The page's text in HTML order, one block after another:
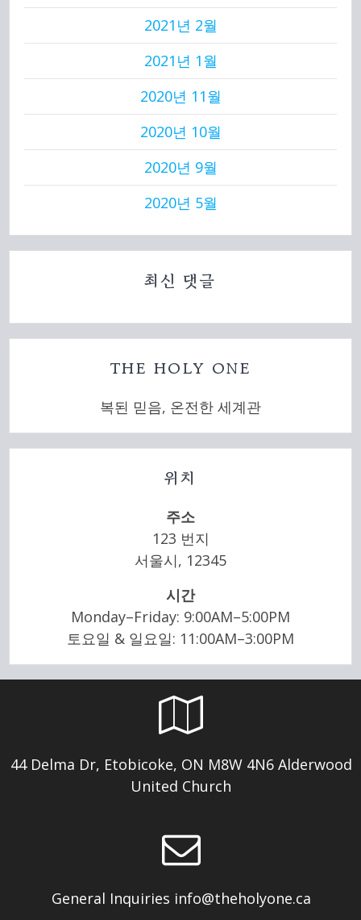
2021년 2월
2021년 1월
2020년 11월
2020년 10월
2020년 9월
2020년 5월
최신 댓글
THE HOLY ONE
복된 믿음, 온전한 세계관
위치
주소
123 번지
서울시, 12345
시간
Monday–Friday: 9:00AM–5:00PM
토요일 & 일요일: 11:00AM–3:00PM
44 Delma Dr, Etobicoke, ON M8W 4N6 Alderwood
United Church
General Inquiries info@theholyone.ca